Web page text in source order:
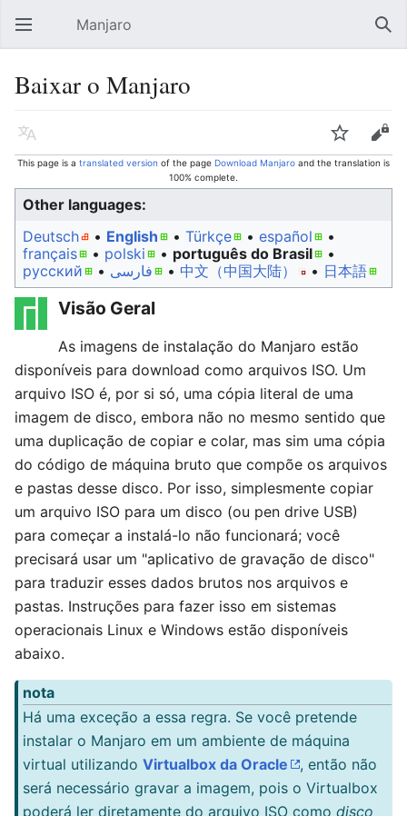
Open main menu Manjaro
Baixar o Manjaro
Language Watch Edit
This page is a translated version of the page Download Manjaro and the translation is
100% complete.
Other languages:
Deutsch
• ‎ English • ‎ Türkçe • ‎ español
•
français • ‎ polski • ‎ português do Brasil
•
русский • ‎ فارسی • ‎ 中文（中国大陆）‎ • ‎ 日本語
Visão Geral
As imagens de instalação do Manjaro estão
disponíveis para download como arquivos ISO. Um
arquivo ISO é, por si só, uma cópia literal de uma
imagem de disco, embora não no mesmo sentido que
uma duplicação de copiar e colar, mas sim uma cópia
do código de máquina bruto que compõe os arquivos
e pastas desse disco. Por isso, simplesmente copiar
um arquivo ISO para um disco (ou pen drive USB)
para começar a instalá-lo não funcionará; você
precisará usar um "aplicativo de gravação de disco"
para traduzir esses dados brutos nos arquivos e
pastas. Instruções para fazer isso em sistemas
operacionais Linux e Windows estão disponíveis
abaixo.
nota
Há uma exceção a essa regra. Se você pretende
instalar o Manjaro em um ambiente de máquina
virtual utilizando Virtualbox da Oracle
, então não
será necessário gravar a imagem, pois o Virtualbox
poderá ler diretamente do arquivo ISO como disco